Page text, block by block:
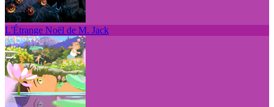
L'Étrange Noël de M. Jack